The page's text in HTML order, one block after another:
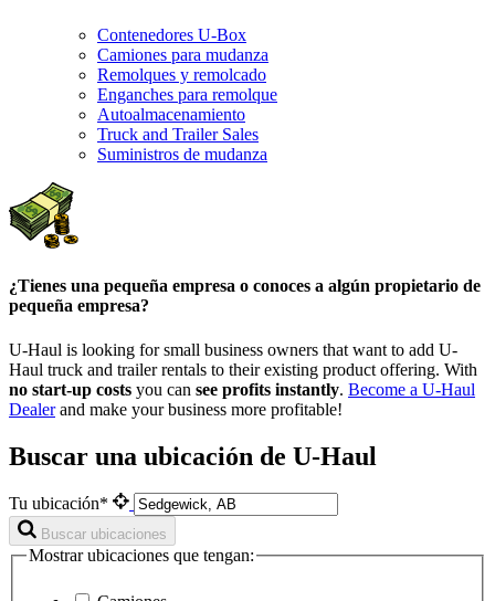
Contenedores U-Box
Camiones para mudanza
Remolques y remolcado
Enganches para remolque
Autoalmacenamiento
Truck and Trailer Sales
Suministros de mudanza
¿Tienes una pequeña empresa o conoces a algún propietario de
pequeña empresa?
U-Haul is looking for small business owners that want to add U-
Haul truck and trailer rentals to their existing product offering. With
no start-up costs you can see profits instantly. Become a U-Haul
Dealerand make your business more profitable!
Buscar una ubicación de U-Haul
Tu ubicación*
Buscar ubicaciones
Mostrar ubicaciones que tengan: